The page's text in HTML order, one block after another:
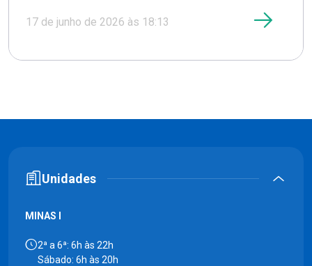
17 de junho de 2026 às 18:13
Unidades
MINAS I
2ª a 6ª: 6h às 22h
Sábado: 6h às 20h